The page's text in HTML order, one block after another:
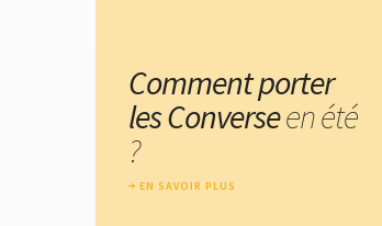
Comment porter
les Converseen été
?
EN SAVOIR PLUS